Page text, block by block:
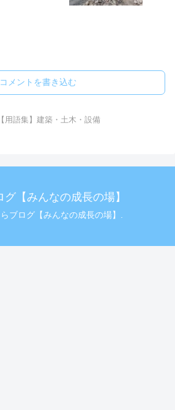
コメントを書き込む
用語集】建築・土木・設備
グ【みんなの成長の場】
ブログ【みんなの成長の場】.